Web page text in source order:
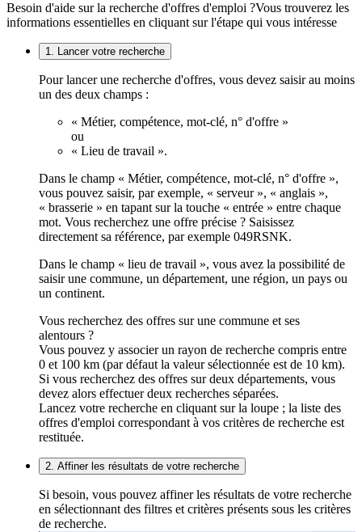
Besoin d'aide sur la recherche d'offres d'emploi ?Vous trouverez les
informations essentielles en cliquant sur l'étape qui vous intéresse
1. Lancer votre recherche
Pour lancer une recherche d'offres, vous devez saisir au moins
un des deux champs :
« Métier, compétence, mot-clé, n° d'offre »
ou
« Lieu de travail ».
Dans le champ « Métier, compétence, mot-clé, n° d'offre »,
vous pouvez saisir, par exemple, « serveur », « anglais »,
« brasserie » en tapant sur la touche « entrée » entre chaque
mot. Vous recherchez une offre précise ? Saisissez
directement sa référence, par exemple 049RSNK.
Dans le champ « lieu de travail », vous avez la possibilité de
saisir une commune, un département, une région, un pays ou
un continent.
Vous recherchez des offres sur une commune et ses
alentours ?
Vous pouvez y associer un rayon de recherche compris entre
0 et 100 km (par défaut la valeur sélectionnée est de 10 km).
Si vous recherchez des offres sur deux départements, vous
devez alors effectuer deux recherches séparées.
Lancez votre recherche en cliquant sur la loupe ; la liste des
offres d'emploi correspondant à vos critères de recherche est
restituée.
2. Affiner les résultats de votre recherche
Si besoin, vous pouvez affiner les résultats de votre recherche
en sélectionnant des filtres et critères présents sous les critères
de recherche.